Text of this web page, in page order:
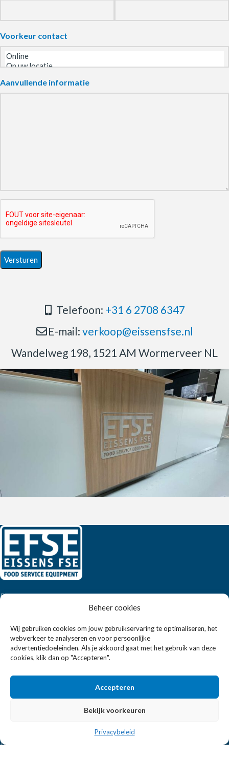
Beheer cookies
Wij gebruiken cookies om jouw gebruikservaring te optimaliseren, het
webverkeer te analyseren en voor persoonlijke
advertentiedoeleinden. Als je akkoord gaat met het gebruik van deze
cookies, klik dan op "Accepteren".
Accepteren
Bekijk voorkeuren
Privacybeleid
Voorkeur contact
Aanvullende informatie
Telefoon: +31 6 2708 6347
E-mail: verkoop@eissensfse.nl
Wandelweg 198, 1521 AM Wormerveer NL
Eissens FSE is een horeca totaalleverancier. U vindt bij ons niet
alleen inspiratie maar ook een breed assortiment horeca
Wandelweg 198, 1521 AM Wormerveer
E-mail:verkoop@eissensfse.nl
KLANTENSERVICE
Betaalmethoden